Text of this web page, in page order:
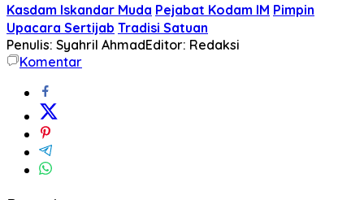
Kasdam Iskandar Muda Pejabat Kodam IM Pimpin
Upacara Sertijab Tradisi Satuan
Penulis: Syahril AhmadEditor: Redaksi
Komentar